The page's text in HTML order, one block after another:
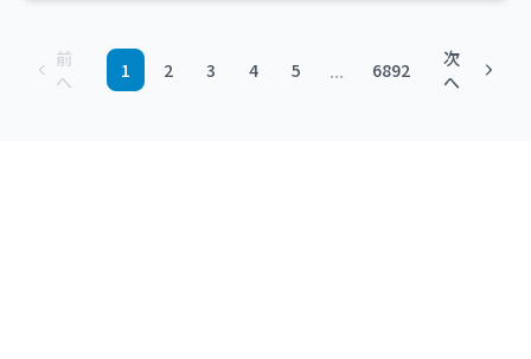
前
へ
1 2 3 4 5 ... 6892
次
へ